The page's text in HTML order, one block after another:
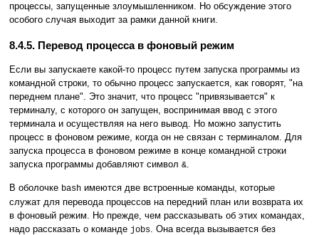
процессы, запущенные злоумышленником. Но обсуждение этого
особого случая выходит за рамки данной книги.
8.4.5. Перевод процесса в фоновый режим
Если вы запускаете какой-то процесс путем запуска программы из
командной строки, то обычно процесс запускается, как говорят, "на
переднем плане". Это значит, что процесс "привязывается" к
терминалу, с которого он запущен, воспринимая ввод с этого
терминала и осуществляя на него вывод. Но можно запустить
процесс в фоновом режиме, когда он не связан с терминалом. Для
запуска процесса в фоновом режиме в конце командной строки
запуска программы добавляют символ &.
В оболочке bash имеются две встроенные команды, которые
служат для перевода процессов на передний план или возврата их
в фоновый режим. Но прежде, чем рассказывать об этих командах,
надо рассказать о команде jobs. Она всегда вызывается без